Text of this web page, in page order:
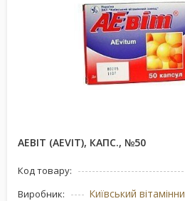
АЕВІТ (AEVIT), КАПС., №50
Код товару:
Виробник: